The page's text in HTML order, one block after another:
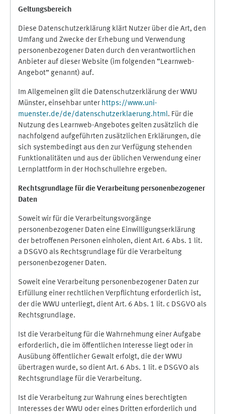
Geltungsbereich
Diese Datenschutzerklärung klärt Nutzer über die Art, den
Umfang und Zwecke der Erhebung und Verwendung
personenbezogener Daten durch den verantwortlichen
Anbieter auf dieser Website (im folgenden “Learnweb-
Angebot” genannt) auf.
Im Allgemeinen gilt die Datenschutzerklärung der WWU
Münster, einsehbar unter https://www.uni-
muenster.de/de/datenschutzerklaerung.html. Für die
Nutzung des Learnweb-Angebotes gelten zusätzlich die
nachfolgend aufgeführten zusätzlichen Erklärungen, die
sich systembedingt aus den zur Verfügung stehenden
Funktionalitäten und aus der üblichen Verwendung einer
Lernplattform in der Hochschullehre ergeben.
Rechtsgrundlage für die Verarbeitung personenbezogener
Daten
Soweit wir für die Verarbeitungsvorgänge
personenbezogener Daten eine Einwilligungserklärung
der betroffenen Personen einholen, dient Art. 6 Abs. 1 lit.
a DSGVO als Rechtsgrundlage für die Verarbeitung
personenbezogener Daten.
Soweit eine Verarbeitung personenbezogener Daten zur
Erfüllung einer rechtlichen Verpflichtung erforderlich ist,
der die WWU unterliegt, dient Art. 6 Abs. 1 lit. c DSGVO als
Rechtsgrundlage.
Ist die Verarbeitung für die Wahrnehmung einer Aufgabe
erforderlich, die im öffentlichen Interesse liegt oder in
Ausübung öffentlicher Gewalt erfolgt, die der WWU
übertragen wurde, so dient Art. 6 Abs. 1 lit. e DSGVO als
Rechtsgrundlage für die Verarbeitung.
Ist die Verarbeitung zur Wahrung eines berechtigten
Interesses der WWU oder eines Dritten erforderlich und